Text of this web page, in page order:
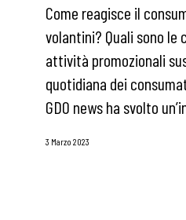
Come reagisce il
volantini? Quali sono le
attività promozionali
quotidiana dei
GDO news ha svolto
3 Marzo 2023